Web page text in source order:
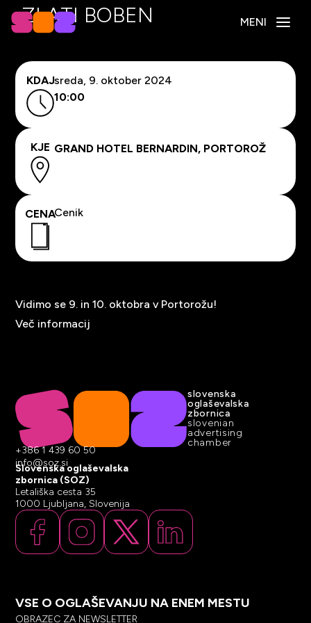
MENI
ZLATI BOBEN
KDAJsreda, 9. oktober 2024
10:00
KJE GRAND HOTEL BERNARDIN, PORTOROŽ
CENACenik
Vidimo se 9. in 10. oktobra v Portorožu!
Več informacij
slovenska
oglaševalska
zbornica
slovenian
advertising
chamber
+386 1 439 60 50
info@soz.si
Slovenska oglaševalska
zbornica (SOZ)
Letališka cesta 35
1000 Ljubljana, Slovenija
VSE O OGLAŠEVANJU NA ENEM MESTU
OBRAZEC ZA NEWSLETTER